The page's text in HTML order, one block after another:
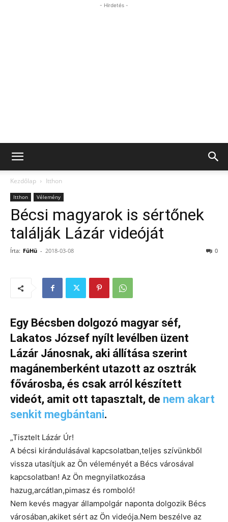
- Hirdetés -
Kezdőlap Itthon
Itthon Vélemény
Bécsi magyarok is sértőnek
találják Lázár videóját
Írta: FüHü - 2018-03-08 0
Egy Bécsben dolgozó magyar séf,
Lakatos József nyílt levélben üzent
Lázár Jánosnak, aki állítása szerint
magánemberként utazott az osztrák
fővárosba, és csak arról készített
videót, amit ott tapasztalt, de nem akart
senkit megbántani.
„Tisztelt Lázár Úr!
A bécsi kirándulásával kapcsolatban,teljes szívünkből
vissza utasítjuk az Ön véleményét a Bécs városával
kapcsolatban! Az Ön megnyilatkozása
hazug,arcátlan,pimasz és romboló!
Nem kevés magyar állampolgár naponta dolgozik Bécs
városában,akiket sért az Ön videója.Nem beszélve az